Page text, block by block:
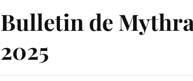
Bulletin de
2025